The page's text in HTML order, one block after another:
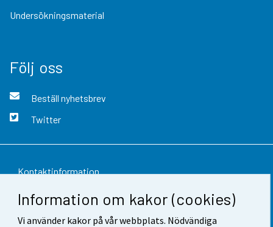
Information om kakor (cookies)
Vi använder kakor på vår webbplats. Nödvändiga
Undersökningsmaterial
Följ oss
Beställ nyhetsbrev
Twitter
Kontaktinformation
Respons
Användarvillkor